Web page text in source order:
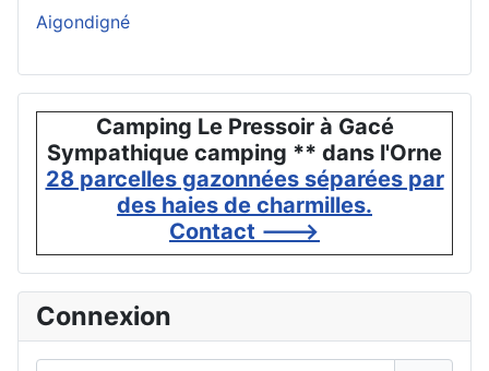
Aigondigné
Camping Le Pressoir à Gacé
Sympathique camping ** dans l'Orne
28 parcelles gazonnées séparées par
des haies de charmilles.
Contact --->
Connexion